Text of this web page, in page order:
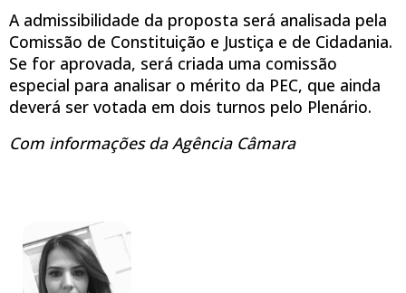
A admissibilidade da proposta será analisada pela
Comissão de Constituição e Justiça e de Cidadania.
Se for aprovada, será criada uma comissão
especial para analisar o mérito da PEC, que ainda
deverá ser votada em dois turnos pelo Plenário.
Com informações da Agência Câmara